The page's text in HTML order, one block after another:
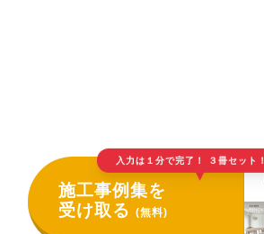
入力は１分で完了！ ３冊セット！
▲
施工事例集を
受け取る(無料)